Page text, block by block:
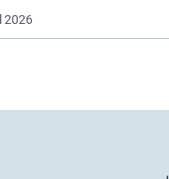
2026